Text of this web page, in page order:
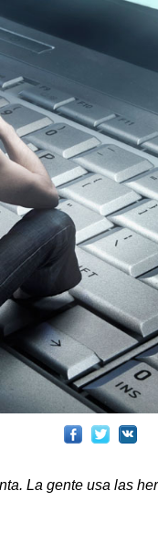
La gente usa las